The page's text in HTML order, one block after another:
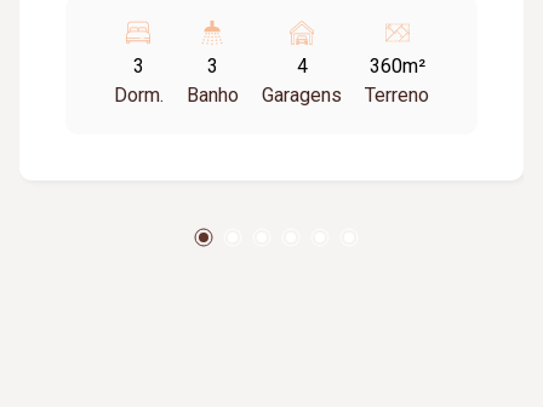
3
Dorm.
3
Banho
4
Garagens
360m²
Terreno